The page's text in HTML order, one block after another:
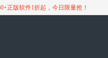
正版软件1折起，今日限量抢！